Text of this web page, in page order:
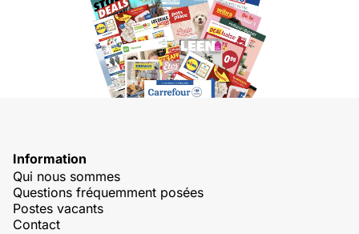
Information
Qui nous sommes
Questions fréquemment posées
Postes vacants
Contact